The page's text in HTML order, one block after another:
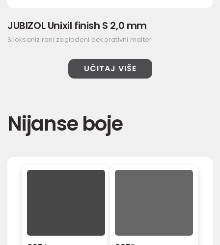
JUBIZOL Unixil finish S 2,0 mm
Siloksanizirani zaglađeni dekorativni malter
UČITAJ VIŠE
Nijanse boje